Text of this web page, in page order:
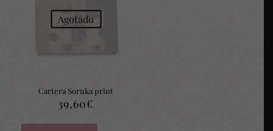
Agotado
Cartera Soruka print
39,60€